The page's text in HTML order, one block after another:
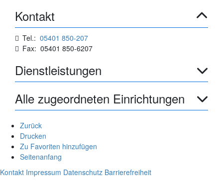
Kontakt
Tel.: 05401 850-207
Fax: 05401 850-6207
Dienstleistungen
Alle zugeordneten Einrichtungen
Zurück
Drucken
Zu Favoriten hinzufügen
Seitenanfang
Kontakt Impressum Datenschutz Barrierefreiheit